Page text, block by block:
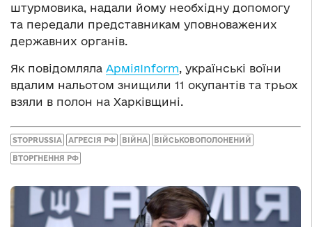
штурмовика, надали йому необхідну допомогу
та передали представникам уповноважених
державних органів.
Як повідомляла АрміяInform, українські воїни
вдалим нальотом знищили 11 окупантів та трьох
взяли в полон на Харківщині.
STOPRUSSIA АГРЕСІЯ РФ ВІЙНА ВІЙСЬКОВОПОЛОНЕНИЙ
ВТОРГНЕННЯ РФ